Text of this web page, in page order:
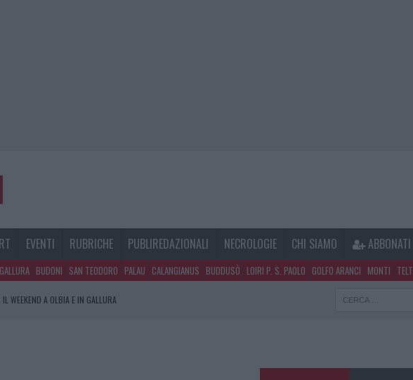
EVENTI RUBRICHE PUBLIREDAZIONALI NECROLOGIE CHI SIAMO ABBONATI
BUDONI SAN TEODORO PALAU CALANGIANUS BUDDUSÒ LOIRI P. S. PAOLO GOLFO ARANCI MONTI
WEEKEND A OLBIA E IN GALLURA
E DEGRADO: ESPLODE LA PROTESTA